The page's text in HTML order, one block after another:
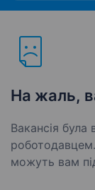
На жаль,
Вакансія
роботодавцем.
можуть вам